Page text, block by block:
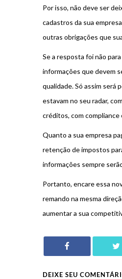
Por isso, não deve ser
cadastros da sua
outras obrigações que
Se a resposta foi não
informações que devem
qualidade. Só assim será
estavam no seu radar,
créditos, com compliance
Quanto a sua empresa
retenção de impostos
informações sempre
Portanto, encare essa
remando na mesma
aumentar a sua
DEIXE SEU